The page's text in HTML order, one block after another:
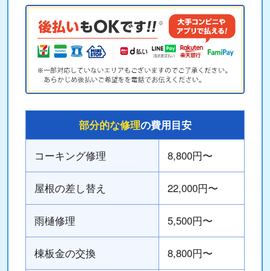
部分的な修理の費用目安
コーキング修理 8,800円〜
屋根の差し替え 22,000円〜
雨樋修理 5,500円〜
棟板金の交換 8,800円〜